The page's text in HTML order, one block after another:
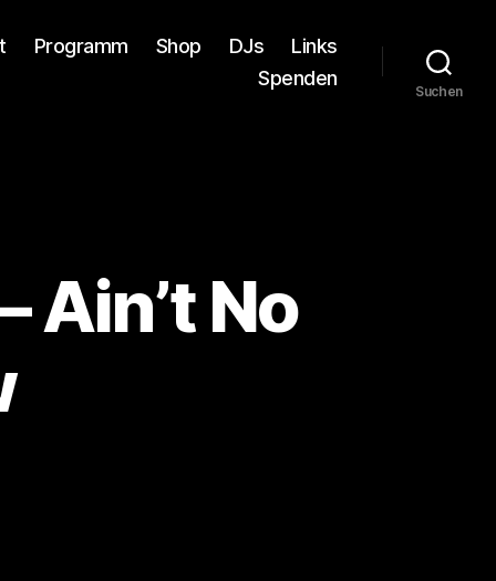
Programm Shop DJs
Links
Spenden
Suchen
Ain’t No